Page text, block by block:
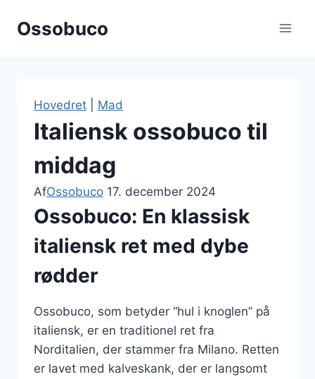
Ossobuco
Hovedret Mad
Italiensk ossobuco til
middag
AfOssobuco 17. december 2024
Ossobuco: En klassisk
italiensk ret med dybe
rødder
Ossobuco, som betyder “hul i knoglen” på
italiensk, er en traditionel ret fra
Norditalien, der stammer fra Milano. Retten
er lavet med kalveskank, der er langsomt